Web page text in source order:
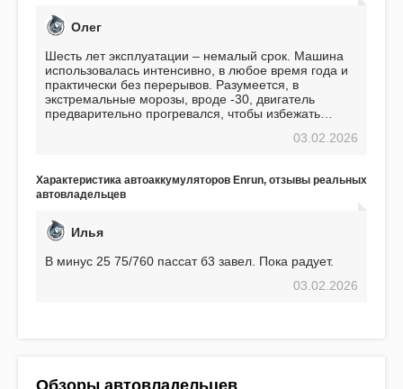
Олег
Шесть лет эксплуатации – немалый срок. Машина
использовалась интенсивно, в любое время года и
практически без перерывов. Разумеется, в
экстремальные морозы, вроде -30, двигатель
предварительно прогревался, чтобы избежать
использования не было ни единой поломки,
EFB 75. Судя по характеристикам, он даже
превосходит предыдущую модель.
03.02.2026
Характеристика автоаккумуляторов Enrun, отзывы реальных
автовладельцев
Илья
В минус 25 75/760 пассат б3 завел. Пока радует.
03.02.2026
Обзоры автовладельцев